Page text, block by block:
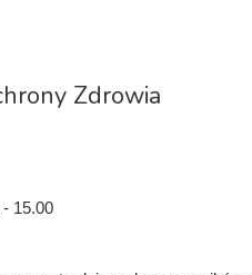
Zdrowia
15.00